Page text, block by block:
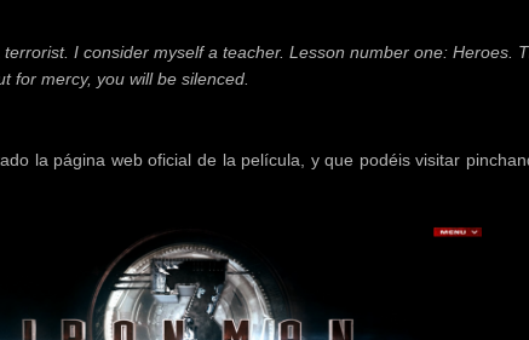
I consider myself a teacher. Lesson number one: Heroes.
for mercy, you will be silenced.
la página web oficial de la película, y que podéis visitar